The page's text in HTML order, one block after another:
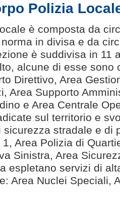
Polizia
è composta da
in divisa e da
è suddivisa in 11
alcune di esse sono
Direttivo, Area
Area Supporto
e Area Centrale
sul territorio e
stradale e di
Area Polizia di
Sinistra, Area
espletano servizi di
Area Nuclei Speciali,